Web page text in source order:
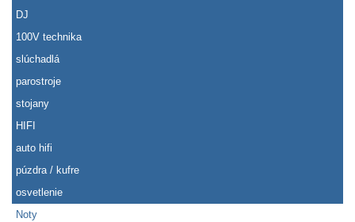
DJ
100V technika
slúchadlá
parostroje
stojany
HIFI
auto hifi
púzdra / kufre
osvetlenie
Noty